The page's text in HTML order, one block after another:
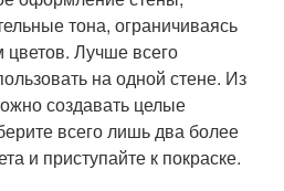
тона, ограничиваясь
Лучше всего
на одной стене. Из
создавать целые
всего лишь два более
и приступайте к покраске.